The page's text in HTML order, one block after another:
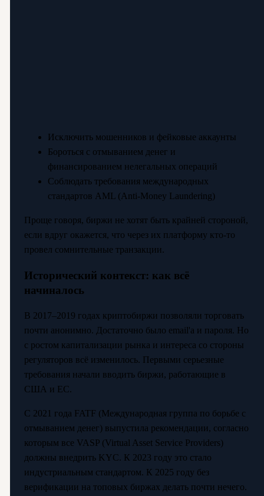
Исключить мошенников и фейковые аккаунты
Бороться с отмыванием денег и
финансированием нелегальных операций
Соблюдать требования международных
стандартов AML (Anti-Money Laundering)
Проще говоря, биржи не хотят быть крайней стороной,
если вдруг окажется, что через их платформу кто-то
провел сомнительные транзакции.
Исторический контекст: как всё
начиналось
В 2017–2019 годах криптобиржи позволяли торговать
почти анонимно. Достаточно было email'а и пароля. Но
с ростом капитализации рынка и интереса со стороны
регуляторов всё изменилось. Первыми серьезные
требования начали вводить биржи, работающие в
США и ЕС.
С 2021 года FATF (Международная группа по борьбе с
отмыванием денег) выпустила рекомендации, согласно
которым все VASP (Virtual Asset Service Providers)
должны внедрить KYC. К 2023 году это стало
индустриальным стандартом. К 2025 году без
верификации на топовых биржах делать почти нечего.